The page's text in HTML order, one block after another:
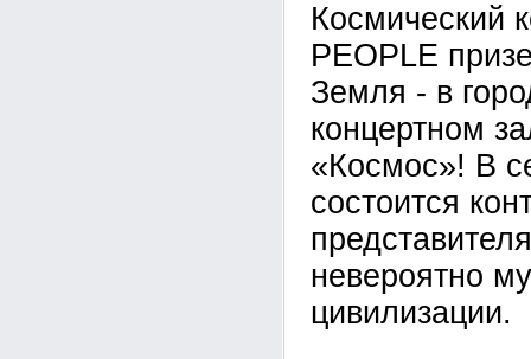
Космический
PEOPLE
Земля - в
концертном
«Космос»! В
состоится
невероятно
цивилизации.